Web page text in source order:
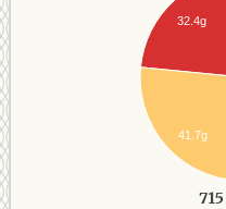
32.4g
41.7g
715